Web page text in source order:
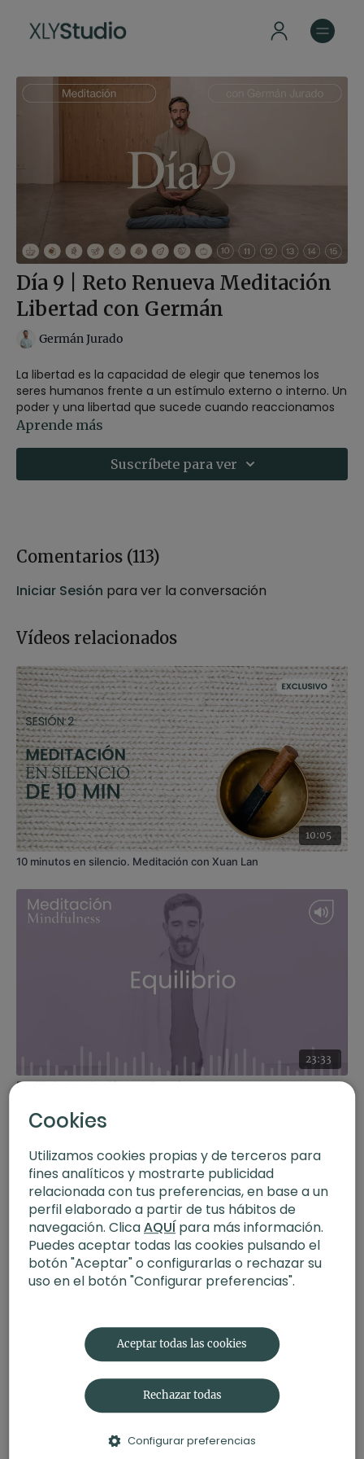
Día 9 | Reto Renueva Meditación
Libertad con Germán
Germán Jurado
La libertad es la capacidad de elegir que tenemos los
seres humanos frente a un estímulo externo o interno. Un
poder y una libertad que sucede cuando reaccionamos
menos a los acontecimientos y deseos y respondemos a
En esta práctica entrenaremos esta libertad y poder
Namaskar con Xuan Lanen la que practicaremos saludos
En la
Aprende más
Suscríbete para ver
Comentarios (113)
Iniciar Sesión para ver la conversación
Vídeos relacionados
10:05
10 minutos en silencio. Meditación con Xuan Lan
23:33
Equilibrio. Meditación con Germán
Cookies
Utilizamos cookies propias y de terceros para
fines analíticos y mostrarte publicidad
relacionada con tus preferencias, en base a un
perfil elaborado a partir de tus hábitos de
navegación. ClicaAQUÍpara más información.
Puedes aceptar todas las cookies pulsando el
botón "Aceptar" o configurarlas o rechazar su
uso en el botón "Configurar preferencias".
Aceptar todas las cookies
Rechazar todas
Configurar preferencias